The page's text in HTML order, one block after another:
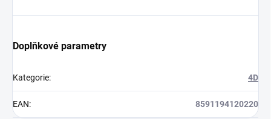
Doplňkové parametry
Kategorie: 4D
EAN: 8591194120220